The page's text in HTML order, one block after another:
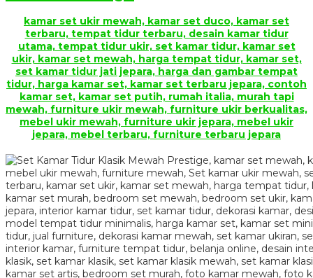
kamar set ukir mewah, kamar set duco, kamar set
terbaru, tempat tidur terbaru, desain kamar tidur
utama, tempat tidur ukir, set kamar tidur, kamar set
ukir, kamar set mewah, harga tempat tidur, kamar set,
set kamar tidur jati jepara, harga dan gambar tempat
tidur, harga kamar set, kamar set terbaru jepara, contoh
kamar set, kamar set putih, rumah italia, murah tapi
mewah, furniture ukir mewah, furniture ukir berkualitas,
mebel ukir mewah, furniture ukir jepara, mebel ukir
jepara, mebel terbaru, furniture terbaru jepara